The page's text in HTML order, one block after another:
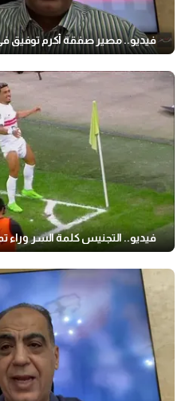
فيديو.. مصير صفقة أكرم توفيق
فيديو.. التجنيس كلمة السر وراء